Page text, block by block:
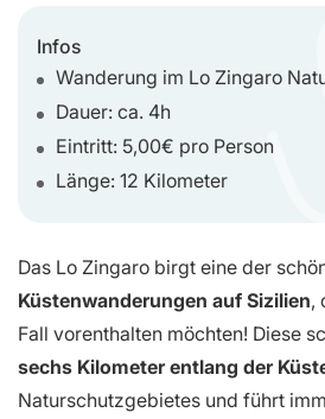
Infos
Wanderung im Lo Zingaro
Dauer: ca. 4h
Eintritt: 5,00€ pro Person
Länge: 12 Kilometer
Das Lo Zingaro birgt eine der
Küstenwanderungen auf Sizilien,
Fall vorenthalten möchten! Diese
sechs Kilometer entlang der
Naturschutzgebietes und führt